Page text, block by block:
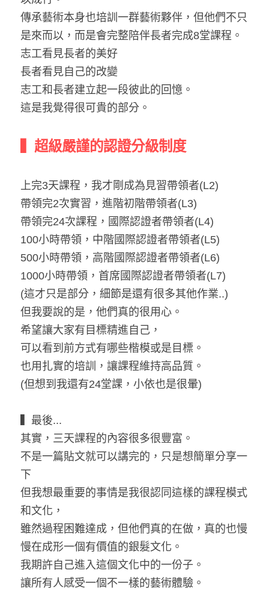
傳承藝術本身也培訓一群藝術夥伴，但他們不只
是來而以，而是會完整陪伴長者完成8堂課程。
志工看見長者的美好
長者看見自己的改變
志工和長者建立起一段彼此的回憶。
這是我覺得很可貴的部分。
▍超級嚴謹的認證分級制度
上完3天課程，我才剛成為見習帶領者(L2)
帶領完2次實習，進階初階帶領者(L3)
帶領完24次課程，國際認證者帶領者(L4)
100小時帶領，中階國際認證者帶領者(L5)
500小時帶領，高階國際認證者帶領者(L6)
1000小時帶領，首席國際認證者帶領者(L7)
(這才只是部分，細節是還有很多其他作業..)
但我要說的是，他們真的很用心。
希望讓大家有目標精進自己，
可以看到前方式有哪些楷模或是目標。
也用扎實的培訓，讓課程維持高品質。
(但想到我還有24堂課，小依也是很暈)
▍最後...
其實，三天課程的內容很多很豐富。
不是一篇貼文就可以講完的，只是想簡單分享一
下
但我想最重要的事情是我很認同這樣的課程模式
和文化，
雖然過程困難達成，但他們真的在做，真的也慢
慢在成形一個有價值的銀髮文化。
我期許自己進入這個文化中的一份子。
讓所有人感受一個不一樣的藝術體驗。